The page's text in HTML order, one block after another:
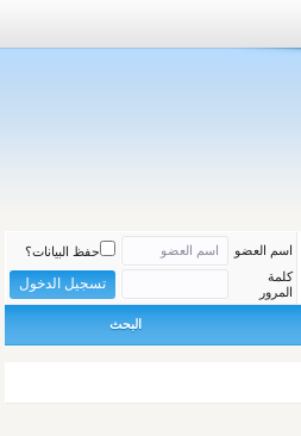
اسم العضو
حفظ البيانات؟
كلمة
المرور
البحث